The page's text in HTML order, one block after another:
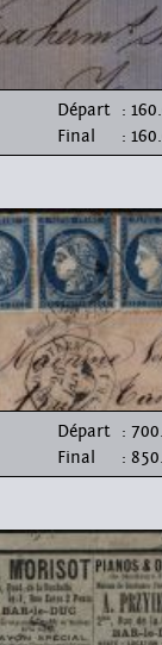
Départ :
Final
:
Départ :
Final
: